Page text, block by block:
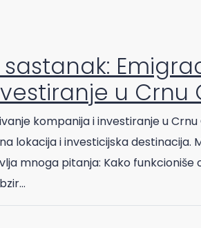
u Crnu
kompanija i investiranje u
lokacija i investicijska destinacija.
mnoga pitanja: Kako funkcioniše